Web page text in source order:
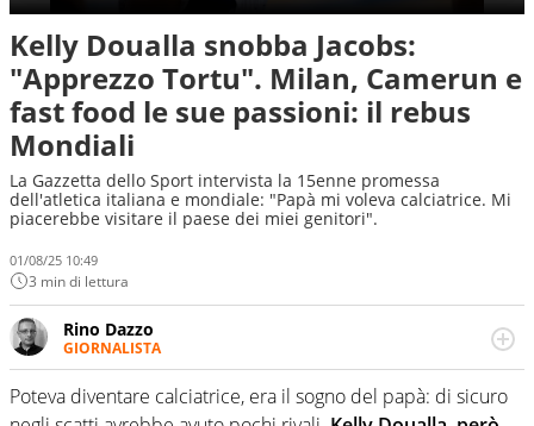
Kelly Doualla snobba Jacobs:
"Apprezzo Tortu". Milan, Camerun e
fast food le sue passioni: il rebus
Mondiali
La Gazzetta dello Sport intervista la 15enne promessa
dell'atletica italiana e mondiale: "Papà mi voleva calciatrice. Mi
piacerebbe visitare il paese dei miei genitori".
01/08/25 10:49
3 min di lettura
Rino Dazzo
GIORNALISTA
Se mai ci fosse modo di traslare il glossario del calcio in
una nicchia di esperti, lui ne farebbe parte. Non si perde
una svista arbitrale né gli umori social del mondo delle
Poteva diventare calciatrice, era il sogno del papà: di sicuro